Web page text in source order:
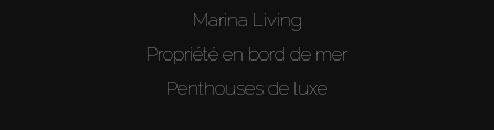
Marina Living
Propriété en bord de mer
Penthouses de luxe